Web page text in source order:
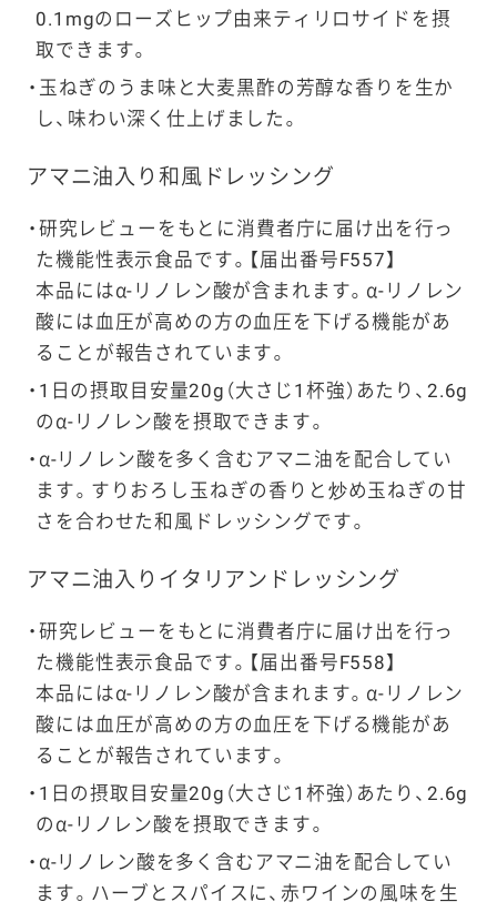
0.1mgのローズヒップ由来ティリロサイドを摂
取できます。
玉ねぎのうま味と大麦黒酢の芳醇な香りを生か
し、味わい深く仕上げました。
アマニ油入り和風ドレッシング
研究レビューをもとに消費者庁に届け出を行っ
た機能性表示食品です。【届出番号F557】
本品にはα-リノレン酸が含まれます。α-リノレン
酸には血圧が高めの方の血圧を下げる機能があ
ることが報告されています。
1日の摂取目安量20g（大さじ1杯強）あたり、2.6g
のα-リノレン酸を摂取できます。
α-リノレン酸を多く含むアマニ油を配合してい
ます。すりおろし玉ねぎの香りと炒め玉ねぎの甘
さを合わせた和風ドレッシングです。
アマニ油入りイタリアンドレッシング
研究レビューをもとに消費者庁に届け出を行っ
た機能性表示食品です。【届出番号F558】
本品にはα-リノレン酸が含まれます。α-リノレン
酸には血圧が高めの方の血圧を下げる機能があ
ることが報告されています。
1日の摂取目安量20g（大さじ1杯強）あたり、2.6g
のα-リノレン酸を摂取できます。
α-リノレン酸を多く含むアマニ油を配合してい
ます。ハーブとスパイスに、赤ワインの風味を生